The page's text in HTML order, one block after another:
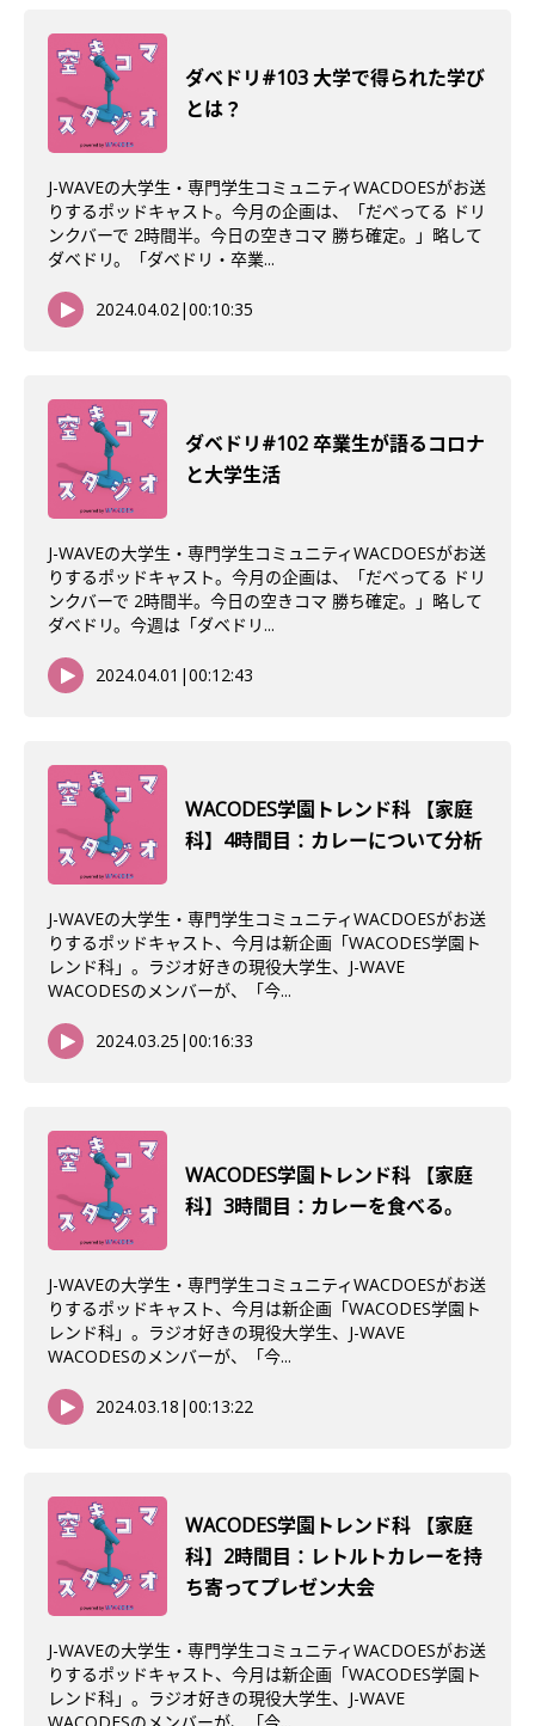
ダべドリ#103 大学で得られた学び
とは？
J-WAVEの大学生・専門学生コミュニティWACDOESがお送
りするポッドキャスト。今月の企画は、「だべってる ドリ
ンクバーで 2時間半。今日の空きコマ 勝ち確定。」略して
ダベドリ。「ダベドリ・卒業...
2024.04.02|00:10:35
ダベドリ#102 卒業生が語るコロナ
と大学生活
J-WAVEの大学生・専門学生コミュニティWACDOESがお送
りするポッドキャスト。今月の企画は、「だべってる ドリ
ンクバーで 2時間半。今日の空きコマ 勝ち確定。」略して
ダベドリ。今週は「ダベドリ...
2024.04.01 |00:12:43
WACODES学園トレンド科 【家庭
科】4時間目：カレーについて分析
J-WAVEの大学生・専門学生コミュニティWACDOESがお送
りするポッドキャスト、今月は新企画「WACODES学園ト
レンド科」。ラジオ好きの現役大学生、J-WAVE
WACODESのメンバーが、「今...
2024.03.25 |00:16:33
WACODES学園トレンド科 【家庭
科】3時間目：カレーを食べる。
J-WAVEの大学生・専門学生コミュニティWACDOESがお送
りするポッドキャスト、今月は新企画「WACODES学園ト
レンド科」。ラジオ好きの現役大学生、J-WAVE
WACODESのメンバーが、「今...
2024.03.18 |00:13:22
WACODES学園トレンド科 【家庭
科】2時間目：レトルトカレーを持
ち寄ってプレゼン大会
J-WAVEの大学生・専門学生コミュニティWACDOESがお送
りするポッドキャスト、今月は新企画「WACODES学園ト
レンド科」。ラジオ好きの現役大学生、J-WAVE